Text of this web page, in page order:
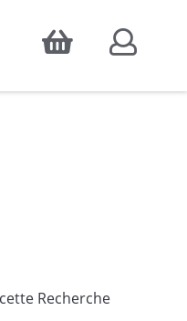
Accepter
Recherche